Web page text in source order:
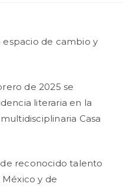
espacio de cambio y
de 2025 se
literaria en la
Casa
reconocido talento
y de